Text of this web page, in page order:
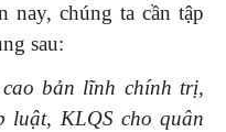
nay, chúng ta cần tập
sau:
bản lĩnh chính trị,
luật, KLQS cho quân